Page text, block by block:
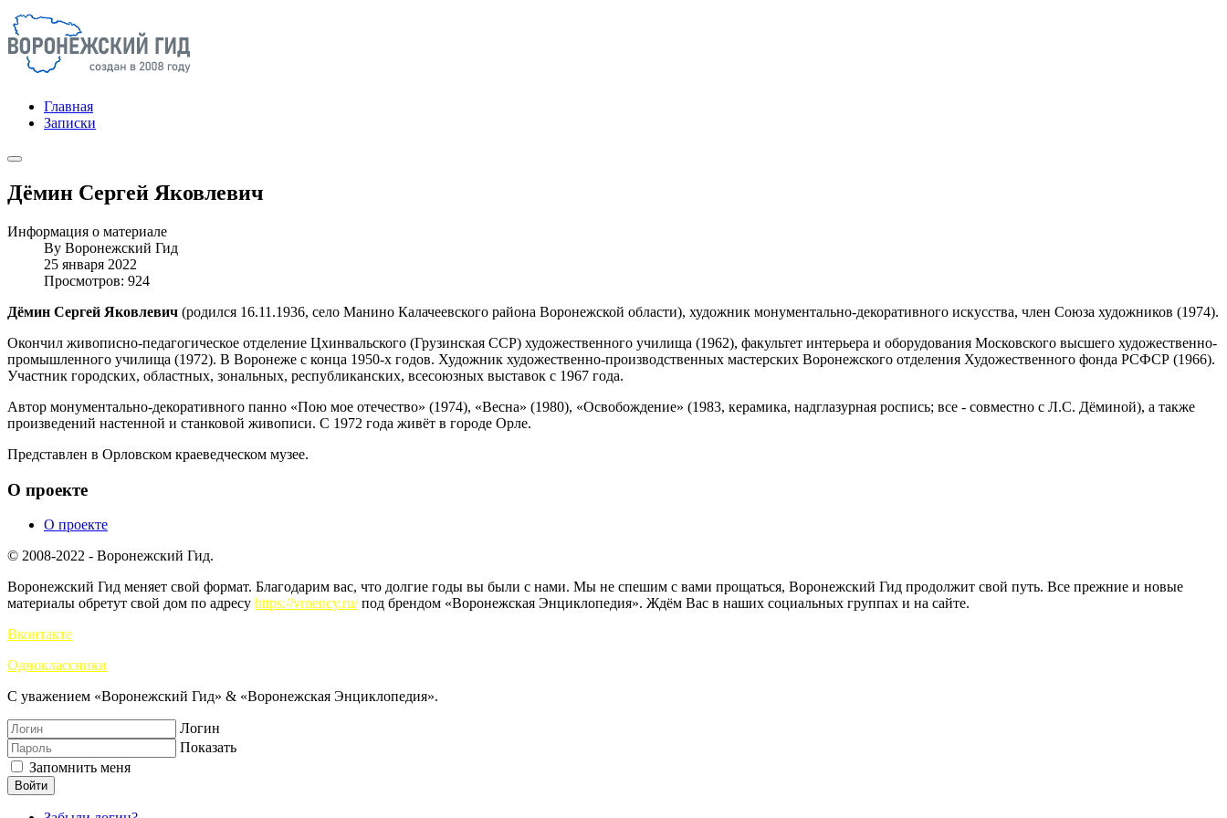
Главная
Записки
Дёмин Сергей Яковлевич
Информация о материале
By Воронежский Гид
25 января 2022
Просмотров: 924
Дёмин Сергей Яковлевич (родился 16.11.1936, село Манино Калачеевского района Воронежской области), художник монументально-декоративного искусства, член Союза художников (1974).
Окончил живописно-педагогическое отделение Цхинвальского (Грузинская ССР) художественного училища (1962), факультет интерьера и оборудования Московского высшего художественно-
промышленного училища (1972). В Воронеже с конца 1950-х годов. Художник художественно-производственных мастерских Воронежского отделения Художественного фонда РСФСР (1966).
Участник городских, областных, зональных, республиканских, всесоюзных выставок с 1967 года.
Автор монументально-декоративного панно «Пою мое отечество» (1974), «Весна» (1980), «Освобождение» (1983, керамика, надглазурная роспись; все - совместно с Л.С. Дёминой), а также
произведений настенной и станковой живописи. С 1972 года живёт в городе Орле.
Представлен в Орловском краеведческом музее.
О проекте
О проекте
© 2008-2022 - Воронежский Гид.
Воронежский Гид меняет свой формат. Благодарим вас, что долгие годы вы были с нами. Мы не спешим с вами прощаться, Воронежский Гид продолжит свой путь. Все прежние и новые
материалы обретут свой дом по адресу https://vrnency.ru/под брендом «Воронежская Энциклопедия». Ждём Вас в наших социальных группах и на сайте.
Вконтакте
Одноклассники
С уважением «Воронежский Гид» & «Воронежская Энциклопедия».
Логин
Показать
Запомнить меня
Войти